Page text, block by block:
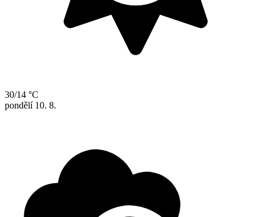
30/14 °C
pondělí 10. 8.